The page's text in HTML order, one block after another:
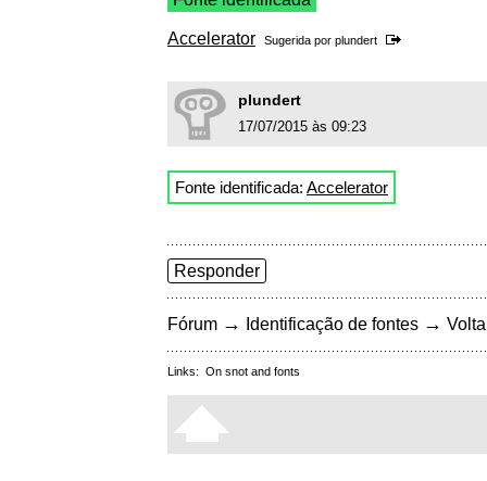
Accelerator Sugerida por plundert
plundert
17/07/2015 às 09:23
Fonte identificada: Accelerator
Responder
Fórum → Identificação de fontes →
Links: On snot and fonts